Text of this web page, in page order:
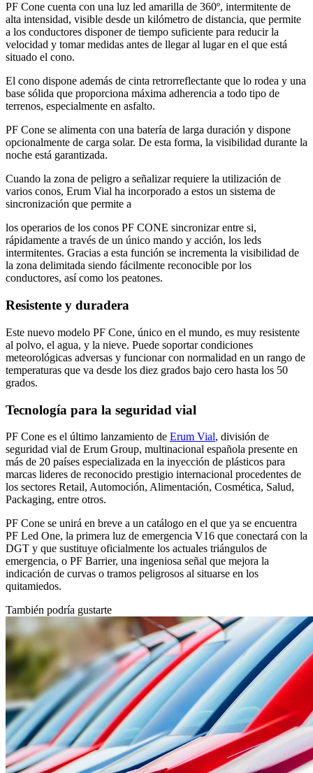
PF Cone cuenta con una luz led amarilla de 360º, intermitente de
alta intensidad, visible desde un kilómetro de distancia, que permite
a los conductores disponer de tiempo suficiente para reducir la
velocidad y tomar medidas antes de llegar al lugar en el que está
situado el cono.
El cono dispone además de cinta retrorreflectante que lo rodea y una
base sólida que proporciona máxima adherencia a todo tipo de
terrenos, especialmente en asfalto.
PF Cone se alimenta con una batería de larga duración y dispone
opcionalmente de carga solar. De esta forma, la visibilidad durante la
noche está garantizada.
Cuando la zona de peligro a señalizar requiere la utilización de
varios conos, Erum Vial ha incorporado a estos un sistema de
sincronización que permite a
los operarios de los conos PF CONE sincronizar entre si,
rápidamente a través de un único mando y acción, los leds
intermitentes. Gracias a esta función se incrementa la visibilidad de
la zona delimitada siendo fácilmente reconocible por los
conductores, así como los peatones.
Resistente y duradera
Este nuevo modelo PF Cone, único en el mundo, es muy resistente
al polvo, el agua, y la nieve. Puede soportar condiciones
meteorológicas adversas y funcionar con normalidad en un rango de
temperaturas que va desde los diez grados bajo cero hasta los 50
grados.
Tecnología para la seguridad vial
PF Cone es el último lanzamiento de Erum Vial, división de
seguridad vial de Erum Group, multinacional española presente en
más de 20 países especializada en la inyección de plásticos para
marcas lideres de reconocido prestigio internacional procedentes de
los sectores Retail, Automoción, Alimentación, Cosmética, Salud,
Packaging, entre otros.
PF Cone se unirá en breve a un catálogo en el que ya se encuentra
PF Led One, la primera luz de emergencia V16 que conectará con la
DGT y que sustituye oficialmente los actuales triángulos de
emergencia, o PF Barrier, una ingeniosa señal que mejora la
indicación de curvas o tramos peligrosos al situarse en los
quitamiedos.
También podría gustarte